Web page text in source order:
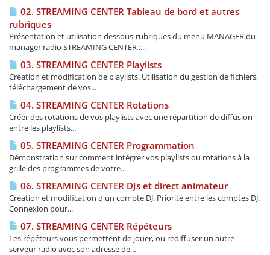
02. STREAMING CENTER Tableau de bord et autres
rubriques
Présentation et utilisation dessous-rubriques du menu MANAGER du
manager radio STREAMING CENTER :...
03. STREAMING CENTER Playlists
Création et modification de playlists. Utilisation du gestion de fichiers,
téléchargement de vos...
04. STREAMING CENTER Rotations
Créer des rotations de vos playlists avec une répartition de diffusion
entre les playlists...
05. STREAMING CENTER Programmation
Démonstration sur comment intégrer vos playlists ou rotations à la
grille des programmes de votre...
06. STREAMING CENTER DJs et direct animateur
Création et modification d'un compte DJ. Priorité entre les comptes DJ.
Connexion pour...
07. STREAMING CENTER Répéteurs
Les répéteurs vous permettent de jouer, ou rediffuser un autre
serveur radio avec son adresse de...